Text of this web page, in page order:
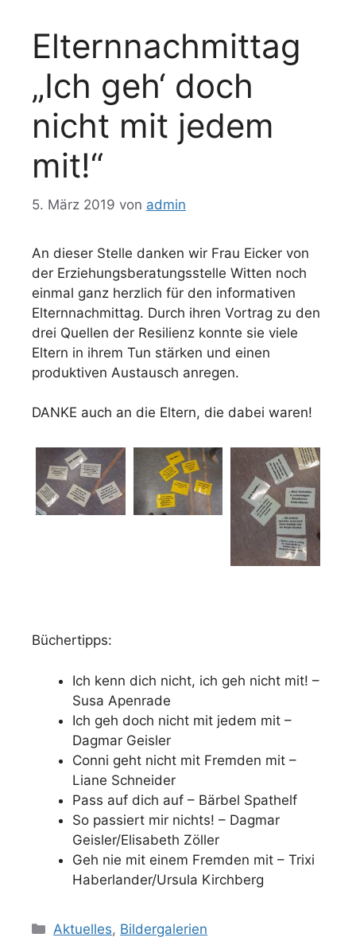
Elternnachmittag
„Ich geh‘ doch
nicht mit jedem
mit!“
5. März 2019 von admin
An dieser Stelle danken wir Frau Eicker von
der Erziehungsberatungsstelle Witten noch
einmal ganz herzlich für den informativen
Elternnachmittag. Durch ihren Vortrag zu den
drei Quellen der Resilienz konnte sie viele
Eltern in ihrem Tun stärken und einen
produktiven Austausch anregen.
DANKE auch an die Eltern, die dabei waren!
Büchertipps:
Ich kenn dich nicht, ich geh nicht mit! –
Susa Apenrade
Ich geh doch nicht mit jedem mit –
Dagmar Geisler
Conni geht nicht mit Fremden mit –
Liane Schneider
Pass auf dich auf – Bärbel Spathelf
So passiert mir nichts! – Dagmar
Geisler/Elisabeth Zöller
Geh nie mit einem Fremden mit – Trixi
Haberlander/Ursula Kirchberg
Kategorien
Aktuelles, Bildergalerien